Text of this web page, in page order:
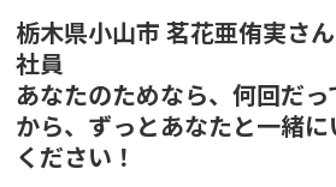
栃木県小山市 茗花亜侑実さ
社員
あなたのためなら、何回だ
から、ずっとあなたと一緒
ください！